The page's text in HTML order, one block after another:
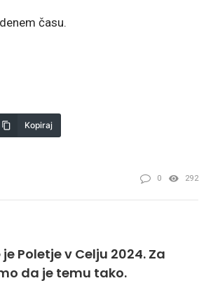
času.
Kopiraj
0 292
Poletje v Celju 2024. Za
da je temu tako.